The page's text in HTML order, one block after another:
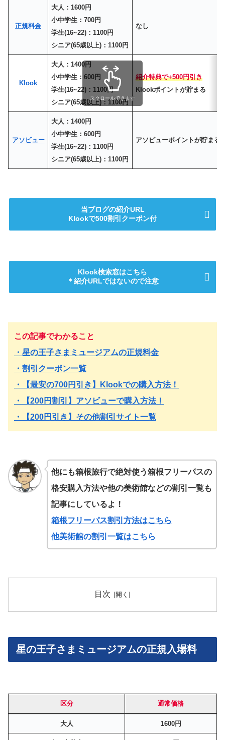
正規料金
大人：1600円
小中学生：700円
学生(16~22)：1100円
シニア(65歳以上)：1100円
なし
Klook
大人：1400円
小中学生：600円
学生(16~22)：1100円
シニア(65歳以上)：1100円
紹介特典で+500円引き
Klookポイントが貯まる
アソビュー
大人：1400円
小中学生：600円
学生(16~22)：1100円
シニア(65歳以上)：1100円
アソビューポイントが貯まる
スクロールできます
当ブログの紹介URL
Klookで500割引クーポン付
Klook検索窓はこちら
＊紹介URLではないので注意
この記事でわかること
・星の王子さまミュージアムの正規料金
・割引クーポン一覧
・【最安の700円引き】Klookでの購入方法！
・【200円割引】アソビューで購入方法！
・【200円引き】その他割引サイト一覧
他にも箱根旅行で絶対使う箱根フリーパスの
格安購入方法や他の美術館などの割引一覧も
記事にしているよ！
箱根フリーパス割引方法はこちら
他美術館の割引一覧はこちら
目次
星の王子さまミュージアムの正規入場料
区分 通常価格
大人 1600円